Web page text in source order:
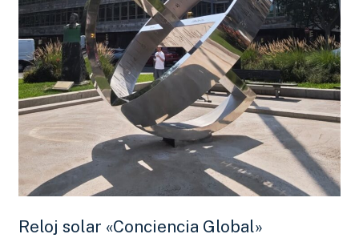
Reloj solar «Conciencia Global»